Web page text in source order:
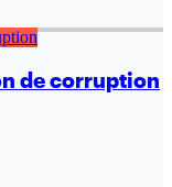
de corruption